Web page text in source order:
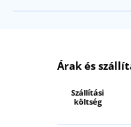
Árak és
Szállítási
költség